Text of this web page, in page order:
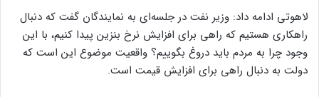
لاهوتی ادامه داد: وزیر نفت در جلسه‌ای به نمایندگان گفت که دنبال
راهکاری هستیم که راهی برای افزایش نرخ بنزین پیدا کنیم، با این
وجود چرا به مردم باید دروغ بگوییم؟ واقعیت موضوع این است که
دولت به دنبال راهی برای افزایش قیمت است.